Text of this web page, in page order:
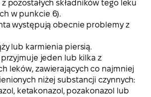
pozostałych składników tego leku
w punkcie 6).
występują obecnie problemy z
lub karmienia piersią.
jeden lub kilka z
leków, zawierających co najmniej
niżej substancji czynnych:
ketakonazol, pozakonazol lub